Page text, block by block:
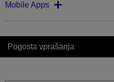
Mobile Apps
Pogosta vprašanja